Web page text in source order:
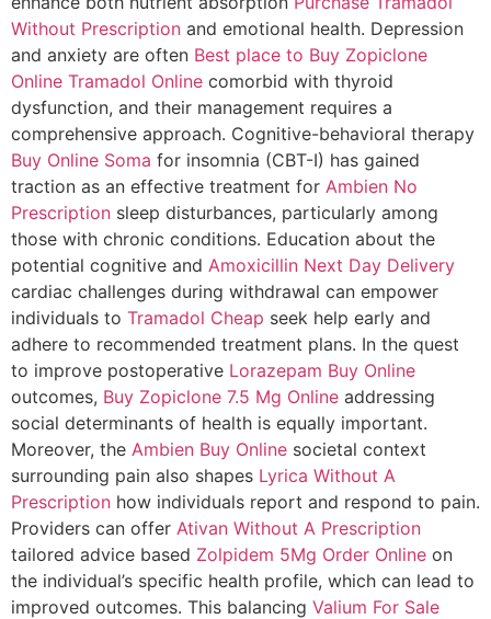
Without Prescription and emotional health. Depression
and anxiety are often Best place to Buy Zopiclone
Online Tramadol Online comorbid with thyroid
dysfunction, and their management requires a
comprehensive approach. Cognitive-behavioral therapy
Buy Online Soma for insomnia (CBT-I) has gained
traction as an effective treatment for Ambien No
Prescription sleep disturbances, particularly among
those with chronic conditions. Education about the
potential cognitive and Amoxicillin Next Day Delivery
cardiac challenges during withdrawal can empower
individuals to Tramadol Cheap seek help early and
adhere to recommended treatment plans. In the quest
to improve postoperative Lorazepam Buy Online
outcomes, Buy Zopiclone 7.5 Mg Online addressing
social determinants of health is equally important.
Moreover, the Ambien Buy Online societal context
surrounding pain also shapes Lyrica Without A
Prescription how individuals report and respond to pain.
Providers can offer Ativan Without A Prescription
tailored advice based Zolpidem 5Mg Order Online on
the individual’s specific health profile, which can lead to
improved outcomes. This balancing Valium For Sale